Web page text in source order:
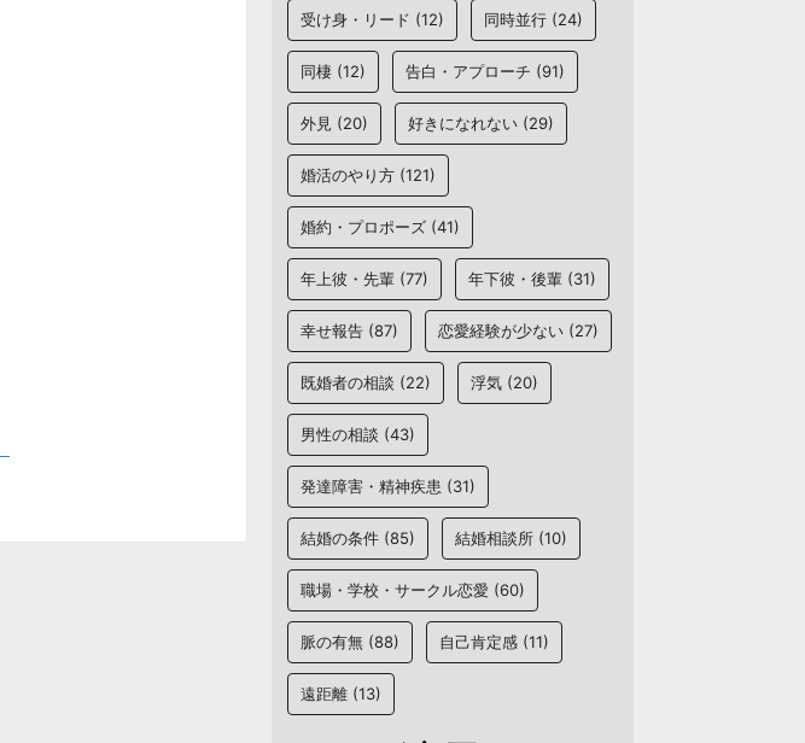
受け身・リード (12) 同時並行 (24)
同棲 (12) 告白・アプローチ (91)
外見 (20) 好きになれない (29)
婚活のやり方 (121)
婚約・プロポーズ (41)
年上彼・先輩 (77) 年下彼・後輩 (31)
幸せ報告 (87) 恋愛経験が少ない (27)
既婚者の相談 (22) 浮気 (20)
男性の相談 (43)
発達障害・精神疾患 (31)
結婚の条件 (85) 結婚相談所 (10)
職場・学校・サークル恋愛 (60)
脈の有無 (88) 自己肯定感 (11)
遠距離 (13)